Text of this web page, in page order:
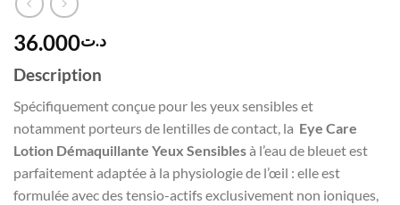
د.ت36.000
Description
Spécifiquement conçue pour les yeux sensibles et
notamment porteurs de lentilles de contact, la Eye Care
Lotion Démaquillante Yeux Sensiblesà l’eau de bleuet est
parfaitement adaptée à la physiologie de l’œil : elle est
formulée avec des tensio-actifs exclusivement non ioniques,